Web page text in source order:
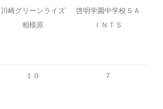
川崎グリーンライズ
相模原
啓明学園中学校ＳＡ
ＩＮＴＳ
１０ ７